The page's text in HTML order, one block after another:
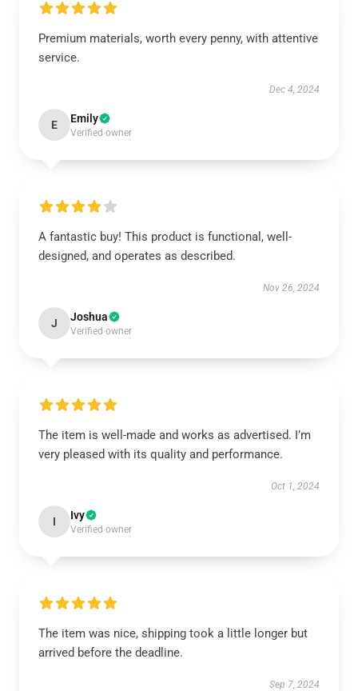
Premium materials, worth every penny, with attentive
service.
Dec 4, 2024
E Emily
Verified owner
A fantastic buy! This product is functional, well-
designed, and operates as described.
Nov 26, 2024
J Joshua
Verified owner
The item is well-made and works as advertised. I’m
very pleased with its quality and performance.
Oct 1, 2024
I Ivy
Verified owner
The item was nice, shipping took a little longer but
arrived before the deadline.
Sep 7, 2024